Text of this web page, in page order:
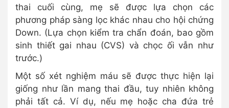
thai cuối cùng, mẹ sẽ được lựa chọn các
phương pháp sàng lọc khác nhau cho hội chứng
Down. (Lựa chọn kiểm tra chẩn đoán, bao gồm
sinh thiết gai nhau (CVS) và chọc ối vẫn như
trước.)
Một số xét nghiệm máu sẽ được thực hiện lại
giống như lần mang thai đầu, tuy nhiên không
phải tất cả. Ví dụ, nếu mẹ hoặc cha đứa trẻ